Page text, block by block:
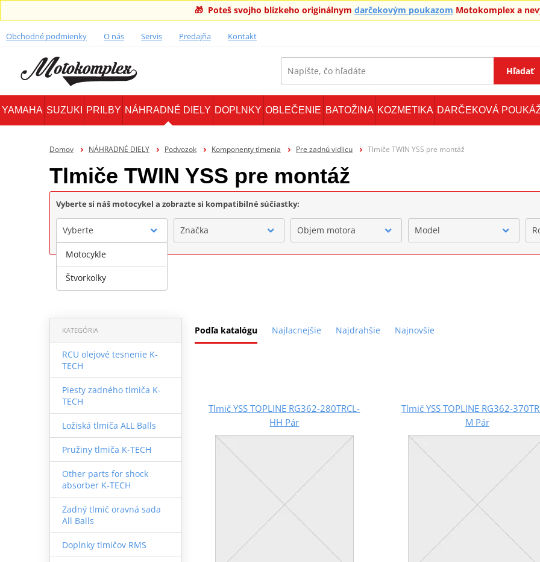
🎁 Poteš svojho blízkeho originálnym darčekovým poukazom Motokomplex a
Obchodné podmienky O nás Servis Predajňa Kontakt
Hľadať
YAMAHA SUZUKI PRILBY NÁHRADNÉ DIELY DOPLNKY OBLEČENIE BATOŽINA KOZMETIKA DARČEKOVÁ
Domov NÁHRADNÉ DIELY Podvozok Komponenty tlmenia Pre zadnú vidlicu Tlmiče TWIN YSS pre montáž
Tlmiče TWIN YSS pre montáž
Vyberte si náš motocykel a zobrazte si kompatibilné súčiastky:
Vyberte Značka Objem motora Model
Podľa katalógu Najlacnejšie Najdrahšie Najnovšie
KATEGÓRIA
RCU olejové tesnenie K-
TECH
Piesty zadného tlmiča K-
TECH
Ložiská tlmiča ALL Balls
Pružiny tlmiča K-TECH
Other parts for shock
absorber K-TECH
Zadný tlmič oravná sada
All Balls
Doplnky tlmičov RMS
Tlmič YSS TOPLINE RG362-280TRCL-
HH Pár
Tlmič YSS TOPLINE RG362-
M Pár
Motocykle
Štvorkolky